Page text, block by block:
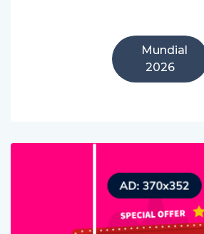
Mundial
2026